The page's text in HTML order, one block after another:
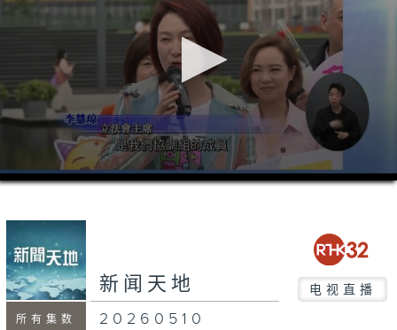
0
seconds
minutes,
seconds
所有集数
新闻天地 电视直播
20260510